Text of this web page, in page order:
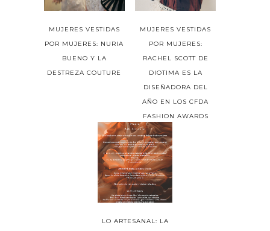
MUJERES VESTIDAS
POR MUJERES: NURIA
BUENO Y LA
DESTREZA COUTURE
MUJERES VESTIDAS
POR MUJERES:
RACHEL SCOTT DE
DIOTIMA ES LA
DISEÑADORA DEL
AÑO EN LOS CFDA
FASHION AWARDS
LO ARTESANAL: LA